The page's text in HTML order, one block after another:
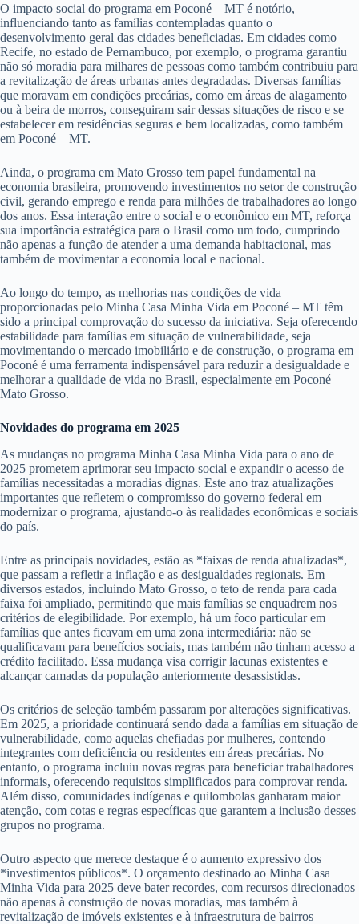
O impacto social do programa em Poconé – MT é notório,
influenciando tanto as famílias contempladas quanto o
desenvolvimento geral das cidades beneficiadas. Em cidades como
Recife, no estado de Pernambuco, por exemplo, o programa garantiu
não só moradia para milhares de pessoas como também contribuiu para
a revitalização de áreas urbanas antes degradadas. Diversas famílias
que moravam em condições precárias, como em áreas de alagamento
ou à beira de morros, conseguiram sair dessas situações de risco e se
estabelecer em residências seguras e bem localizadas, como também
em Poconé – MT.
Ainda, o programa em Mato Grosso tem papel fundamental na
economia brasileira, promovendo investimentos no setor de construção
civil, gerando emprego e renda para milhões de trabalhadores ao longo
dos anos. Essa interação entre o social e o econômico em MT, reforça
sua importância estratégica para o Brasil como um todo, cumprindo
não apenas a função de atender a uma demanda habitacional, mas
também de movimentar a economia local e nacional.
Ao longo do tempo, as melhorias nas condições de vida
proporcionadas pelo Minha Casa Minha Vida em Poconé – MT têm
sido a principal comprovação do sucesso da iniciativa. Seja oferecendo
estabilidade para famílias em situação de vulnerabilidade, seja
movimentando o mercado imobiliário e de construção, o programa em
Poconé é uma ferramenta indispensável para reduzir a desigualdade e
melhorar a qualidade de vida no Brasil, especialmente em Poconé –
Mato Grosso.
Novidades do programa em 2025
As mudanças no programa Minha Casa Minha Vida para o ano de
2025 prometem aprimorar seu impacto social e expandir o acesso de
famílias necessitadas a moradias dignas. Este ano traz atualizações
importantes que refletem o compromisso do governo federal em
modernizar o programa, ajustando-o às realidades econômicas e sociais
do país.
Entre as principais novidades, estão as *faixas de renda atualizadas*,
que passam a refletir a inflação e as desigualdades regionais. Em
diversos estados, incluindo Mato Grosso, o teto de renda para cada
faixa foi ampliado, permitindo que mais famílias se enquadrem nos
critérios de elegibilidade. Por exemplo, há um foco particular em
famílias que antes ficavam em uma zona intermediária: não se
qualificavam para benefícios sociais, mas também não tinham acesso a
crédito facilitado. Essa mudança visa corrigir lacunas existentes e
alcançar camadas da população anteriormente desassistidas.
Os critérios de seleção também passaram por alterações significativas.
Em 2025, a prioridade continuará sendo dada a famílias em situação de
vulnerabilidade, como aquelas chefiadas por mulheres, contendo
integrantes com deficiência ou residentes em áreas precárias. No
entanto, o programa incluiu novas regras para beneficiar trabalhadores
informais, oferecendo requisitos simplificados para comprovar renda.
Além disso, comunidades indígenas e quilombolas ganharam maior
atenção, com cotas e regras específicas que garantem a inclusão desses
grupos no programa.
Outro aspecto que merece destaque é o aumento expressivo dos
*investimentos públicos*. O orçamento destinado ao Minha Casa
Minha Vida para 2025 deve bater recordes, com recursos direcionados
não apenas à construção de novas moradias, mas também à
revitalização de imóveis existentes e à infraestrutura de bairros